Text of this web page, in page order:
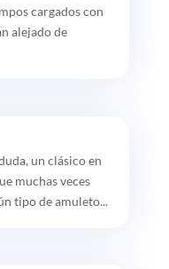
cargados con
alejado de
un clásico en
muchas veces
tipo de amuleto...